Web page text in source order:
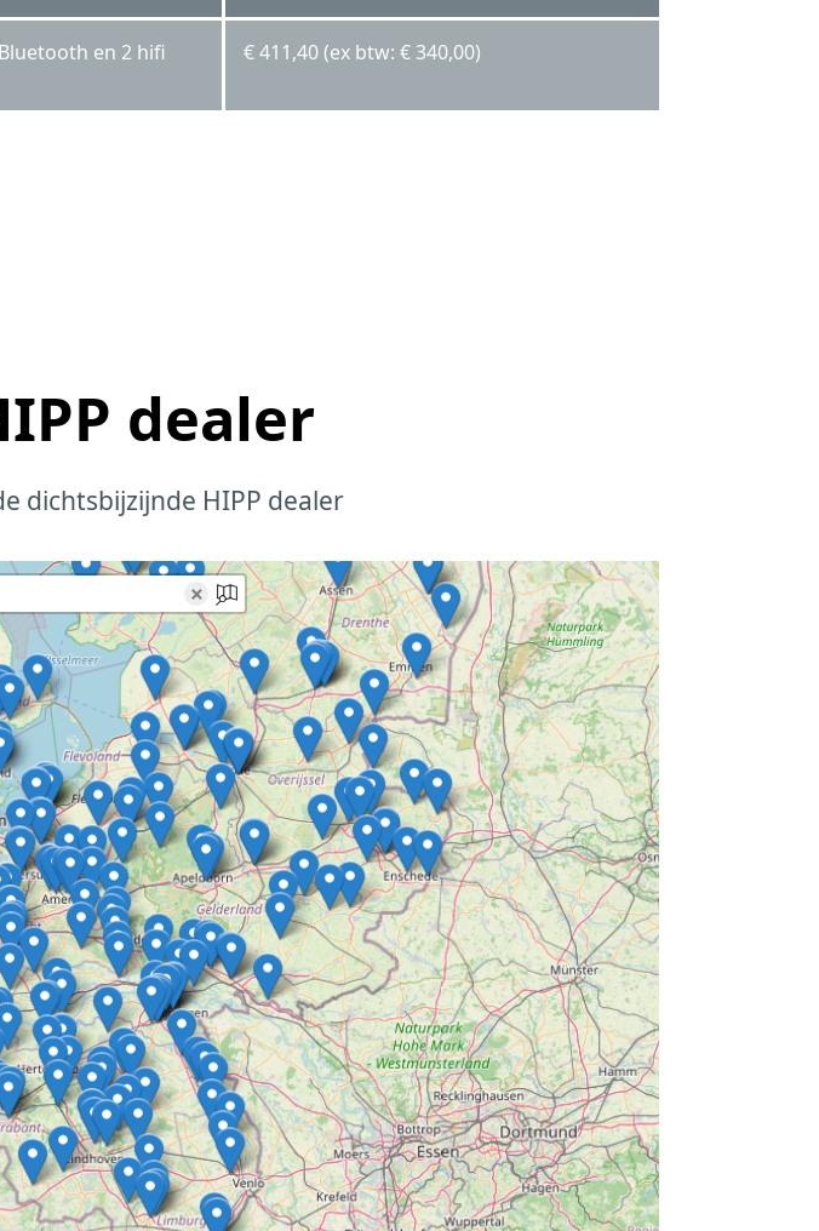
en 2 hifi
€ 411,40 (ex btw: € 340,00)
dealer
dichtsbijzijnde HIPP dealer
×